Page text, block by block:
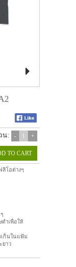

น: - 1 +
TO CART
ลิโอต่างๆ
ำเพื่อให้
เก็นในแฟ้ม
ยาว